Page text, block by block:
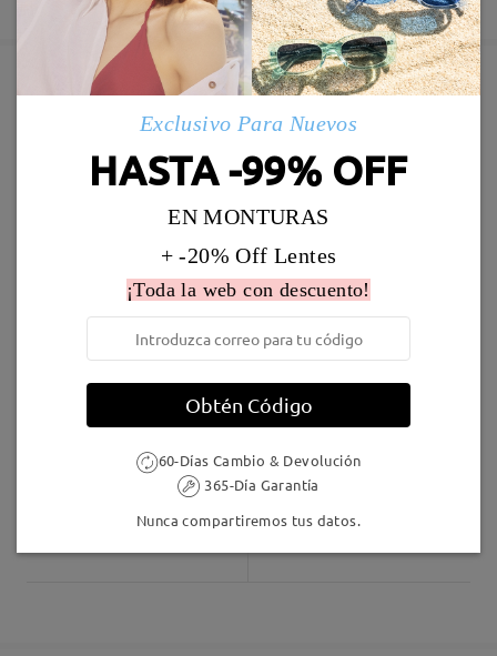
5-7 días laborales detalles
Enviado
5-7 días laborales
detalles
Marcos Similares
TR99139 9,95 € Gentle25 12,95 €
34,95 €
Exclusivo Para Nuevos
HASTA -99% OFF
EN MONTURAS
+ -20% Off Lentes
¡Toda la web con descuento!
Obtén Código
60-Días Cambio & Devolución
365-Día Garantía
Nunca compartiremos tus datos.